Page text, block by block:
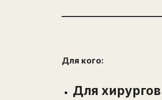
Для кого:
Для